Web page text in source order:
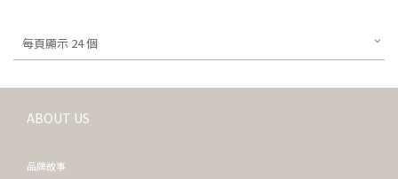
每頁顯示 24 個
ABOUT US
品牌故事